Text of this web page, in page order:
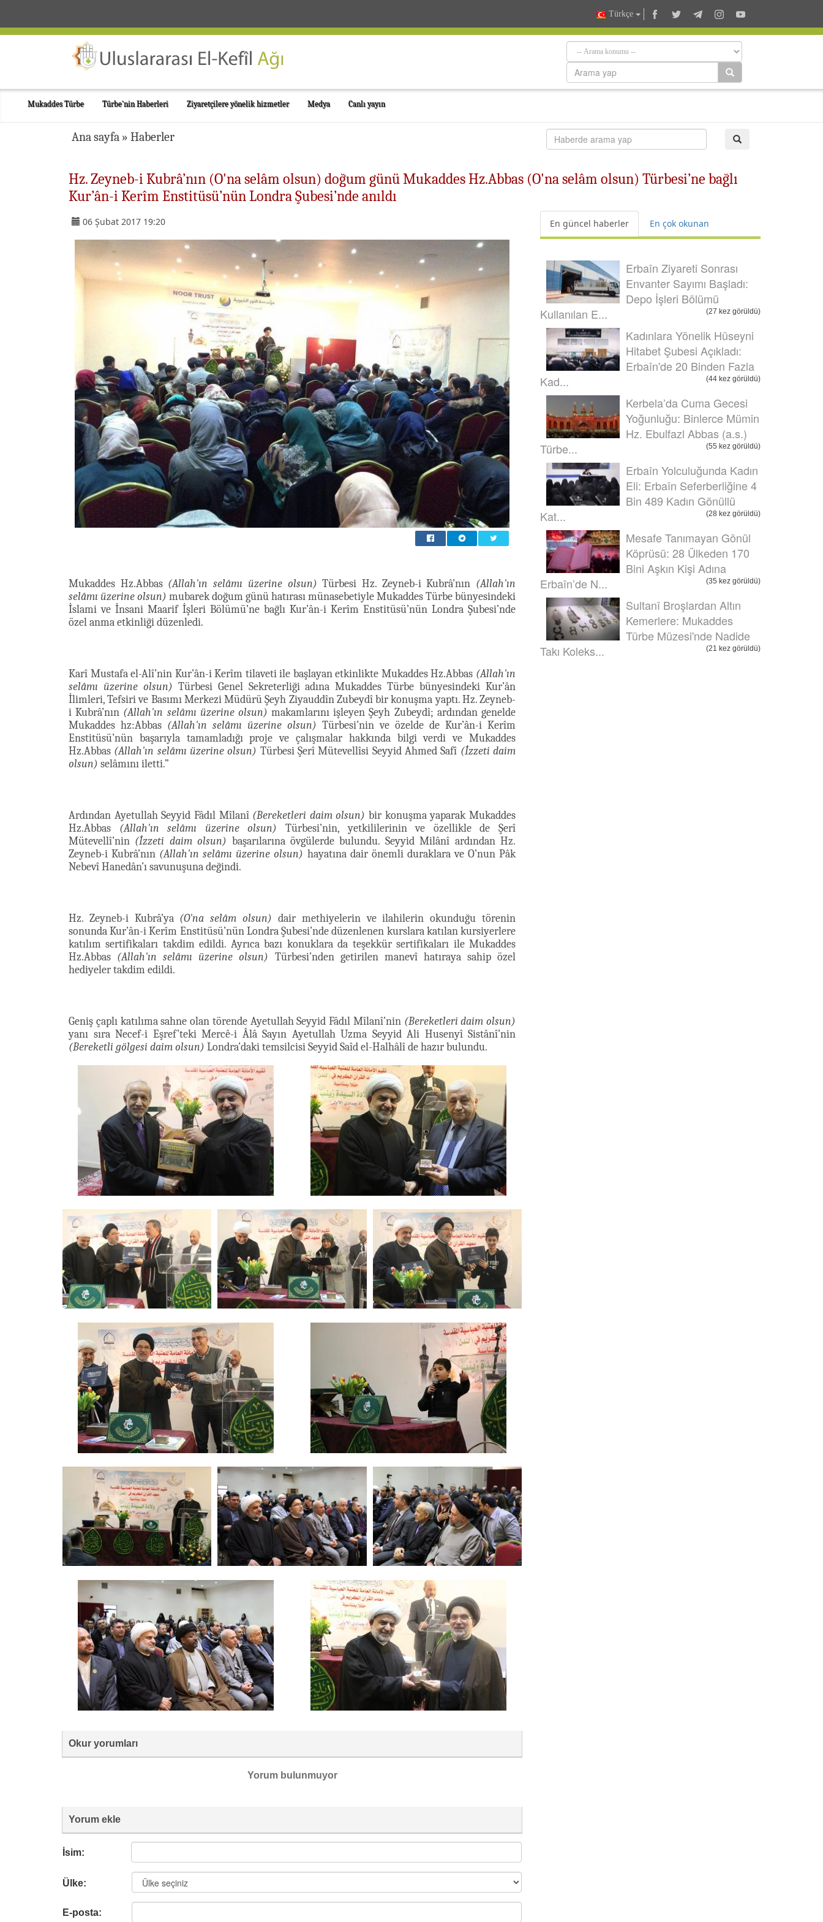
Türkçe
Mukaddes Türbe Türbe'nin Haberleri Ziyaretçilere yönelik hizmetler Medya Canlı yayın
Ana sayfa » Haberler
Hz. Zeyneb-i Kubrâ’nın (O'na selâm olsun) doğum günü Mukaddes Hz.Abbas (O'na selâm olsun) Türbesi’ne bağlı
Kur’ân-i Kerîm Enstitüsü’nün Londra Şubesi’nde anıldı
06 Şubat 2017 19:20
Mukaddes Hz.Abbas (Allah'ın selâmı üzerine olsun) Türbesi Hz. Zeyneb-i Kubrâ’nın (Allah'ın
selâmı üzerine olsun) mubarek doğum günü hatırası münasebetiyle Mukaddes Türbe bünyesindeki
İslami ve İnsani Maarif İşleri Bölümü’ne bağlı Kur’ân-i Kerîm Enstitüsü’nün Londra Şubesi’nde
özel anma etkinliği düzenledi.
Karî Mustafa el-Alî’nin Kur’ân-i Kerîm tilaveti ile başlayan etkinlikte Mukaddes Hz.Abbas (Allah'ın
selâmı üzerine olsun) Türbesi Genel Sekreterliği adına Mukaddes Türbe bünyesindeki Kur’ân
İlimleri, Tefsiri ve Basımı Merkezi Müdürü Şeyh Ziyauddîn Zubeydî bir konuşma yaptı. Hz. Zeyneb-
i Kubrâ’nın (Allah'ın selâmı üzerine olsun) makamlarını işleyen Şeyh Zubeydî; ardından genelde
Mukaddes hz:Abbas (Allah'ın selâmı üzerine olsun) Türbesi’nin ve özelde de Kur’ân-i Kerîm
Enstitüsü’nün başarıyla tamamladığı proje ve çalışmalar hakkında bilgi verdi ve Mukaddes
Hz.Abbas (Allah'ın selâmı üzerine olsun) Türbesi Şerî Mütevellîsi Seyyid Ahmed Safî (İzzeti daim
olsun) selâmını iletti.”
Ardından Ayetullah Seyyid Fâdıl Mîlanî (Bereketleri daim olsun) bir konuşma yaparak Mukaddes
Hz.Abbas (Allah'ın selâmı üzerine olsun) Türbesi’nin, yetkililerinin ve özellikle de Şerî
Mütevellî’nin (İzzeti daim olsun) başarılarına övgülerde bulundu. Seyyid Milânî ardından Hz.
Zeyneb-i Kubrâ’nın (Allah'ın selâmı üzerine olsun) hayatına dair önemli duraklara ve O’nun Pâk
Nebevî Hanedân’ı savunuşuna değindi.
Hz. Zeyneb-i Kubrâ’ya (O'na selâm olsun) dair methiyelerin ve ilahilerin okunduğu törenin
sonunda Kur’ân-i Kerîm Enstitüsü’nün Londra Şubesi’nde düzenlenen kurslara katılan kursiyerlere
katılım sertifikaları takdim edildi. Ayrıca bazı konuklara da teşekkür sertifikaları ile Mukaddes
Hz.Abbas (Allah'ın selâmı üzerine olsun) Türbesi’nden getirilen manevî hatıraya sahip özel
hediyeler takdim edildi.
Geniş çaplı katılıma sahne olan törende Ayetullah Seyyid Fâdıl Mîlanî’nin (Bereketleri daim olsun)
yanı sıra Necef-i Eşref’teki Mercê-i Âlâ Sayın Ayetullah Uzma Seyyid Ali Husenyî Sistânî’nin
(Bereketli gölgesi daim olsun) Londra’daki temsilcisi Seyyid Saîd el-Halhâlî de hazır bulundu.
Okur yorumları
Yorum bulunmuyor
Yorum ekle
İsim:
Ülke:
E-posta:
En güncel haberler En çok okunan
Erbaîn Ziyareti Sonrası
Envanter Sayımı Başladı:
Depo İşleri Bölümü
Kullanılan E...
(27 kez görüldü)
Kadınlara Yönelik Hüseyni
Hitabet Şubesi Açıkladı:
Erbaîn'de 20 Binden Fazla
Kad...
(44 kez görüldü)
Kerbela’da Cuma Gecesi
Yoğunluğu: Binlerce Mümin
Hz. Ebulfazl Abbas (a.s.)
Türbe...
(55 kez görüldü)
Erbaîn Yolculuğunda Kadın
Eli: Erbaîn Seferberliğine 4
Bin 489 Kadın Gönüllü
Kat...
(28 kez görüldü)
Mesafe Tanımayan Gönül
Köprüsü: 28 Ülkeden 170
Bini Aşkın Kişi Adına
Erbaîn’de N...
(35 kez görüldü)
Sultanî Broşlardan Altın
Kemerlere: Mukaddes
Türbe Müzesi'nde Nadide
Takı Koleks...
(21 kez görüldü)